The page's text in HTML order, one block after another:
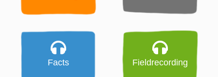
Facts Fieldrecording